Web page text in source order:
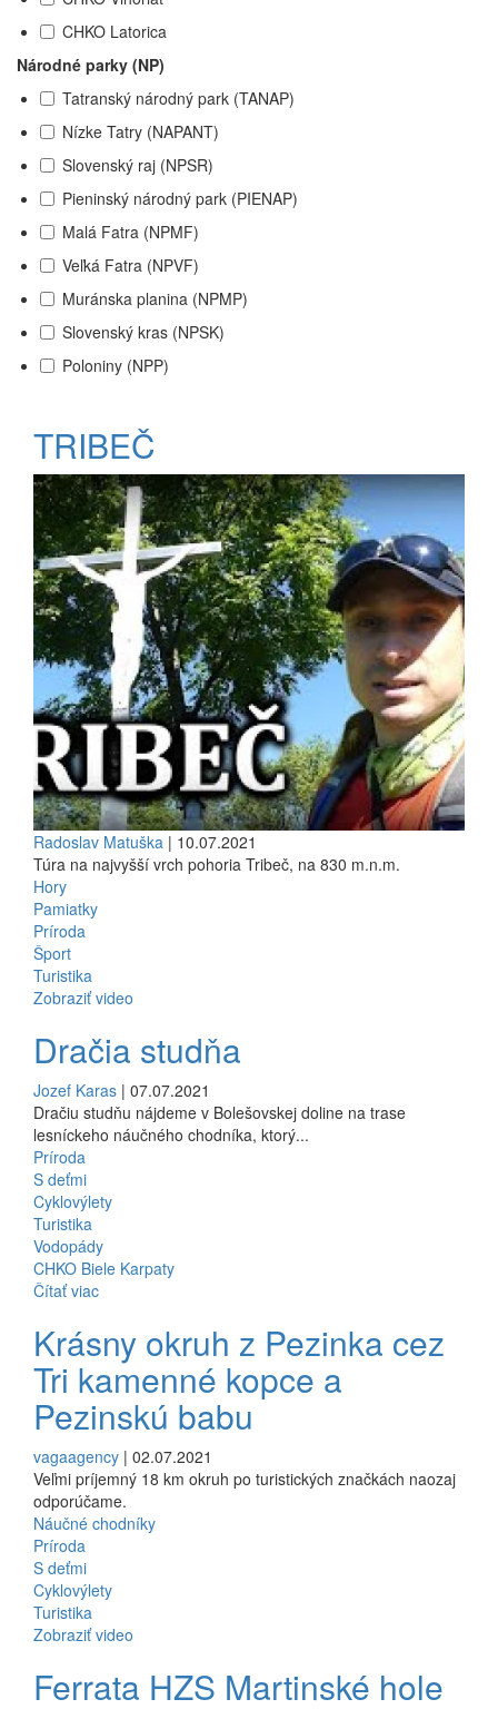
CHKO Latorica
Národné parky (NP)
Tatranský národný park (TANAP)
Nízke Tatry (NAPANT)
Slovenský raj (NPSR)
Pieninský národný park (PIENAP)
Malá Fatra (NPMF)
Veľká Fatra (NPVF)
Muránska planina (NPMP)
Slovenský kras (NPSK)
Poloniny (NPP)
TRIBEČ
Radoslav Matuška | 10.07.2021
Túra na najvyšší vrch pohoria Tribeč, na 830 m.n.m.
Hory
Pamiatky
Príroda
Šport
Turistika
Zobraziť video
Dračia studňa
Jozef Karas | 07.07.2021
Dračiu studňu nájdeme v Bolešovskej doline na trase
lesníckeho náučného chodníka, ktorý...
Príroda
S deťmi
Cyklovýlety
Turistika
Vodopády
CHKO Biele Karpaty
Čítať viac
Krásny okruh z Pezinka cez
Tri kamenné kopce a
Pezinskú babu
vagaagency | 02.07.2021
Veľmi príjemný 18 km okruh po turistických značkách naozaj
odporúčame.
Náučné chodníky
Príroda
S deťmi
Cyklovýlety
Turistika
Zobraziť video
Ferrata HZS Martinské hole